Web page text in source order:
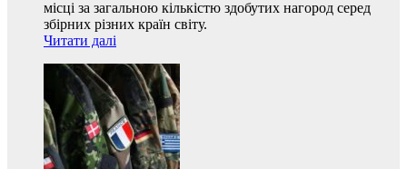
місці за загальною кількістю здобутих нагород серед
збірних різних країн світу.
Читати далі